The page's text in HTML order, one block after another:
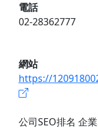
電話
02-28362777
網站
https://
公司SEO排名 企